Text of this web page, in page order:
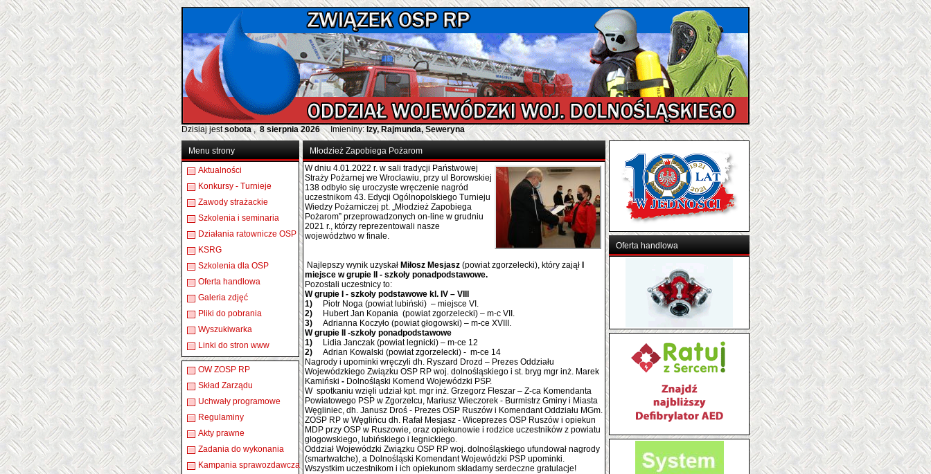
Dzisiaj jestsobota , 8 sierpnia 2026 Imieniny:Izy, Rajmunda, Seweryna
Menu strony
Aktualności
Konkursy - Turnieje
Zawody strażackie
Szkolenia i seminaria
Działania ratownicze OSP
KSRG
Szkolenia dla OSP
Oferta handlowa
Galeria zdjęć
Pliki do pobrania
Wyszukiwarka
Linki do stron www
OW ZOSP RP
Skład Zarządu
Uchwały programowe
Regulaminy
Akty prawne
Zadania do wykonania
Kampania sprawozdawcza
Młodzież Zapobiega Pożarom
W dniu 4.01.2022 r. w sali tradycji Państwowej
Straży Pożarnej we Wrocławiu, przy ul Borowskiej
138 odbyło się uroczyste wręczenie nagród
uczestnikom 43. Edycji Ogólnopolskiego Turnieju
Wiedzy Pożarniczej pt. „Młodzież Zapobiega
Pożarom” przeprowadzonych on-line w grudniu
2021 r., którzy reprezentowali nasze
województwo w finale.
Najlepszy wynik uzyskał Miłosz Mesjasz (powiat zgorzelecki), który zajął
miejsce wgrupie II - szkoły ponadpodstawowe.
Pozostali uczestnicy to:
W grupie I - szkoły podstawowe kl. IV – VIII
1)
Piotr Noga (powiat lubiński) – miejsce VI.
2)
Hubert Jan Kopania (powiat zgorzelecki) – m-c VII.
3) Adrianna Koczyło (powiat głogowski) – m-ce XVIII.
W grupie II -szkoły ponadpodstawowe
1)
Lidia Janczak (powiat legnicki) – m-ce 12
2) Adrian Kowalski (powiat zgorzelecki) - m-ce 14
Nagrody i upominki wręczyli dh. Ryszard Drozd – Prezes Oddziału
Wojewódzkiego Związku OSP RP woj. dolnośląskiego i st. bryg mgr inż. Marek
Kamiński - Dolnośląski Komend Wojewódzki PSP.
W spotkaniu wzięli udział kpt. mgr inż. Grzegorz Fleszar – Z-ca Komendanta
Powiatowego PSP w Zgorzelcu, Mariusz Wieczorek - Burmistrz Gminy i Miasta
Węgliniec, dh. Janusz Droś - Prezes OSP Ruszów i Komendant Oddziału MGm.
ZOSP RP w Węglińcu dh. Rafał Mesjasz - Wiceprezes OSP Ruszów i opiekun
MDP przy OSP w Ruszowie, oraz opiekunowie i rodzice uczestników z powiatu
głogowskiego, lubińskiego i legnickiego.
Oddział Wojewódzki Związku OSP RP woj. dolnośląskiego ufundował nagrody
(smartwatche), a Dolnośląski Komendant Wojewódzki PSP upominki.
Wszystkim uczestnikom i ich opiekunom składamy serdeczne gratulacje!
Oferta handlowa